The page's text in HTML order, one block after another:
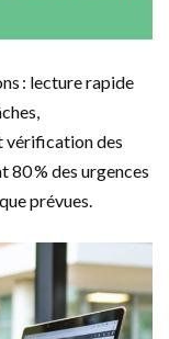
: lecture rapide
vérification des
80 % des urgences
prévues.